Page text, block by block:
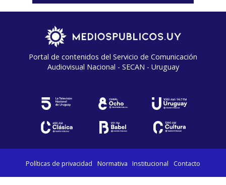
Portal de contenidos del Servicio de Comunicación
Audiovisual Nacional - SECAN - Uruguay
Políticas de privacidad Normativa Institucional Contacto